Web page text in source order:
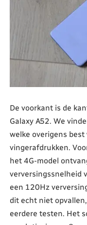
De voorkant is de
Galaxy A52. We
welke overigens
vingerafdrukken.
het 4G-model
verversingssnelheid
een 120Hz
dit echt niet
eerdere testen. Het